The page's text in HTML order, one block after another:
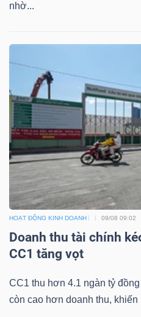
nhờ...
HOẠT ĐỘNG KINH DOANH 09/08 09:02
Doanh thu tài chính
CC1 tăng vọt
CC1 thu hơn 4.1 ngàn tỷ
còn cao hơn doanh thu, khiến